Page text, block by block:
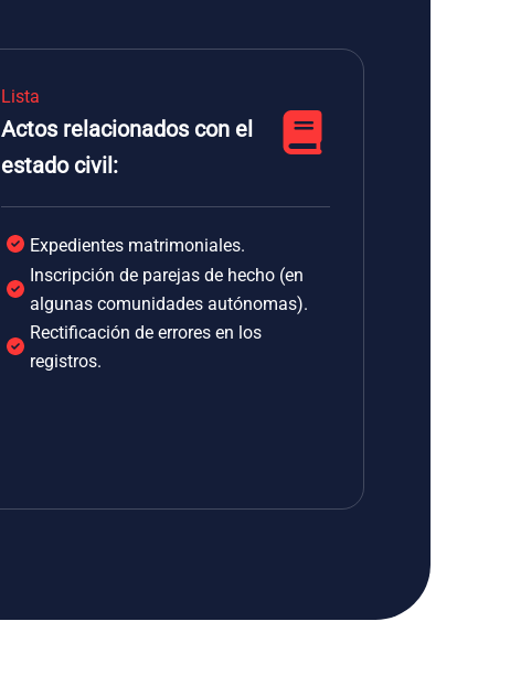
Lista
Actos relacionados con el
estado civil:
Expedientes matrimoniales.
Inscripción de parejas de hecho (en
algunas comunidades autónomas).
Rectificación de errores en los
registros.